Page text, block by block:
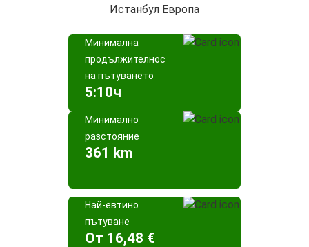
Истанбул Европа
Минимална
продължителност
на пътуването
5:10ч
Минимално
разстояние
361 km
Най-евтино
пътуване
Oт 16,48 €